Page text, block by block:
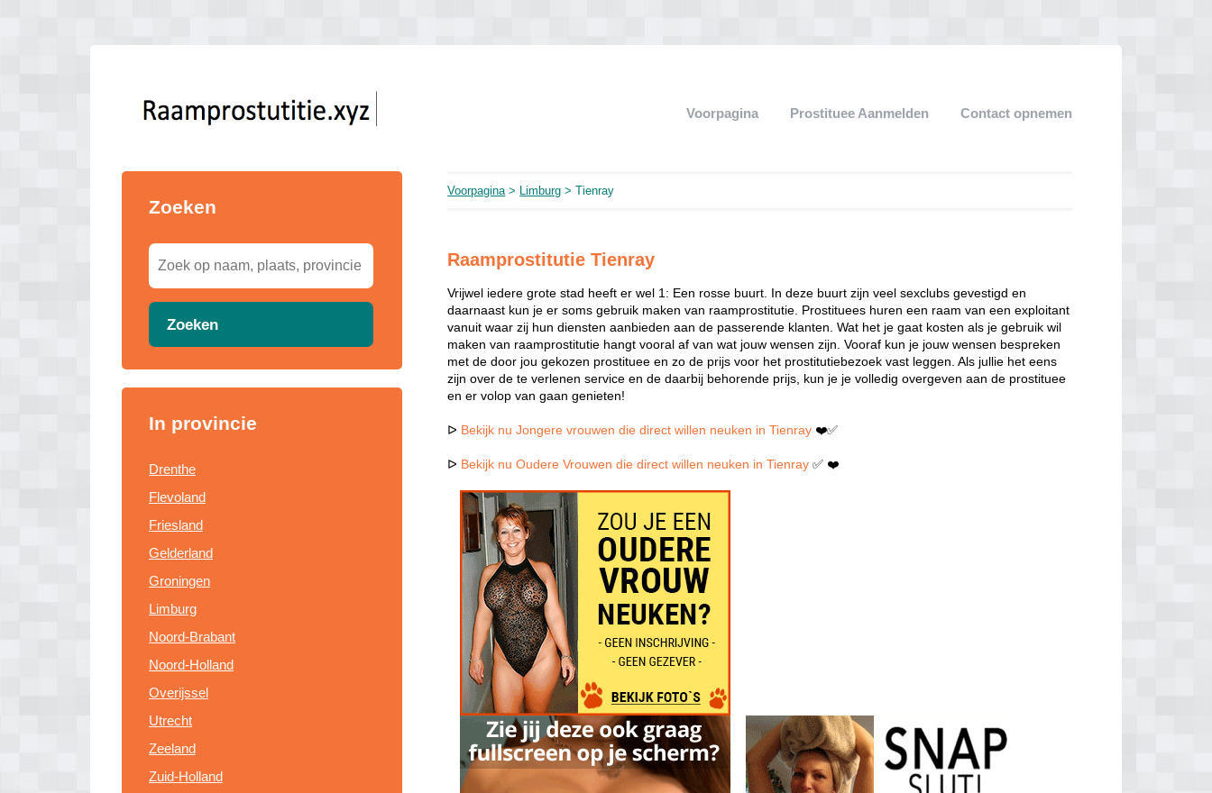
Voorpagina Prostituee Aanmelden Contact opnemen
Zoeken
Zoeken
In provincie
Drenthe
Flevoland
Friesland
Gelderland
Groningen
Limburg
Noord-Brabant
Noord-Holland
Overijssel
Utrecht
Zeeland
Zuid-Holland
Voorpagina> Limburg > Tienray
Raamprostitutie Tienray
Vrijwel iedere grote stad heeft er wel 1: Een rosse buurt. In deze buurt zijn veel sexclubs gevestigd en
daarnaast kun je er soms gebruik maken van raamprostitutie. Prostituees huren een raam van een exploitant
vanuit waar zij hun diensten aanbieden aan de passerende klanten. Wat het je gaat kosten als je gebruik wil
maken van raamprostitutie hangt vooral af van wat jouw wensen zijn. Vooraf kun je jouw wensen bespreken
met de door jou gekozen prostituee en zo de prijs voor het prostitutiebezoek vast leggen. Als jullie het eens
zijn over de te verlenen service en de daarbij behorende prijs, kun je je volledig overgeven aan de prostituee
en er volop van gaan genieten!
ᐅ Bekijk nu Jongere vrouwen die direct willen neuken in Tienray ❤️✅
ᐅ Bekijk nu Oudere Vrouwen die direct willen neuken in Tienray ✅ ❤️